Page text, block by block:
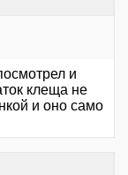
и
клеща не
и оно само